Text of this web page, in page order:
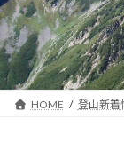
プ
動
HOME 登山新着